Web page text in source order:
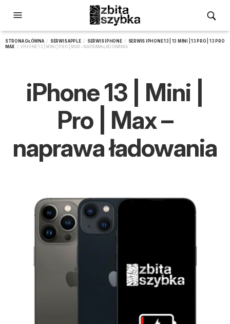
STRONA GŁÓWNA/ SERWIS APPLE/ SERWIS IPHONE/ SERWIS IPHONE 13 | 13 MINI | 13 PRO | 13 PRO
MAX / IPHONE 13 | MINI | PRO | MAX – NAPRAWA ŁADOWANIA
iPhone 13 | Mini |
Pro | Max –
naprawa ładowania